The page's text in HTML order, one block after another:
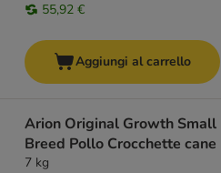
55,92 €
Aggiungi al carrello
Arion Original Growth Small
Breed Pollo Crocchette cane
7 kg